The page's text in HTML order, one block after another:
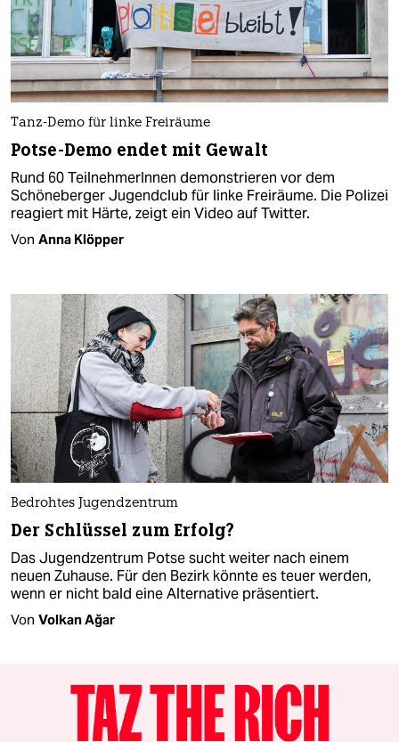
Tanz-Demo für linke Freiräume
Potse-Demo endet mit Gewalt
Rund 60 TeilnehmerInnen demonstrieren vor dem
Schöneberger Jugendclub für linke Freiräume. Die Polizei
reagiert mit Härte, zeigt ein Video auf Twitter.
Von Anna Klöpper
Bedrohtes Jugendzentrum
Der Schlüssel zum Erfolg?
Das Jugendzentrum Potse sucht weiter nach einem
neuen Zuhause. Für den Bezirk könnte es teuer werden,
wenn er nicht bald eine Alternative präsentiert.
Von Volkan Ağar